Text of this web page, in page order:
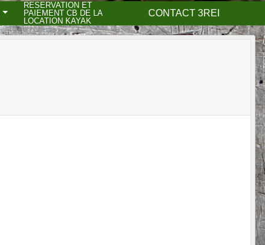
RESERVATION ET
PAIEMENT CB DE LA
LOCATION KAYAK
CONTACT 3REI